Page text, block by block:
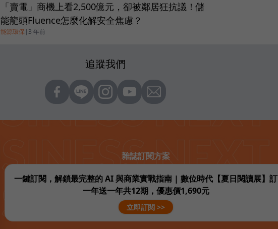
「賣電」商機上看2,500億元，卻被鄰居狂抗議！儲
能龍頭Fluence怎麼化解安全焦慮？
能源環保 | 3 年前
追蹤我們
雜誌訂閱方案
一鍵訂閱，解鎖最完整的 AI 與商業實戰指南 | 數位時代【夏日閱讀展】訂
一年送一年共12期，優惠價1,690元
立即訂閱 >>